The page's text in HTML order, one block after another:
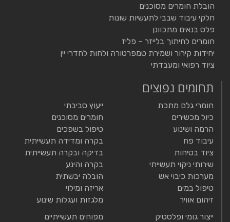
הובלת חומרים מסוכנים
חלקי עיבוד שבבי לתעשיות שונות
פלס בנאים מתכוונן
חומרים לחיתוך בלייזר – פליז
יחידות קירור ושמירת טמפרטורה ולחות לחדרי יין
ציוד רפואי ומעבדתי
תחומים נפוצים
חומרי גלם מתכת
כיול מכשירים
הרמה ושינוע
עיבוד פח
ציוד בטיחות
שירותי ניקוי תעשייתי
מערכות כיבוי אש
טיפול במים
זיהום אוויר
ייעוץ סביבתי
חומרים מסוכנים
טיפול בשפכים
בקרה ומדידה תעשייתית
בדיקה ובקרה תעשייתית
בקרה והינע
הובלה יבשתית
אריזה ומילוי
מלגזות ועגלות שינוע
ייצור גומי ופלסטיק
מפוחים תעשייתיים